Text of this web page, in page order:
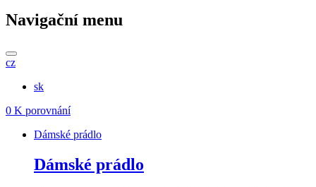
Navigační menu
cz
sk
0 K porovnání
Dámské prádlo
Dámské prádlo